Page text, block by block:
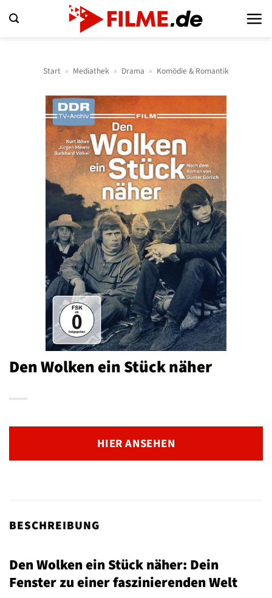
Inhalt
Start » Mediathek » Drama » Komödie & Romantik
Den Wolken ein Stück näher
HIER ANSEHEN
BESCHREIBUNG
Den Wolken ein Stück näher: Dein
Fenster zu einer faszinierenden Welt